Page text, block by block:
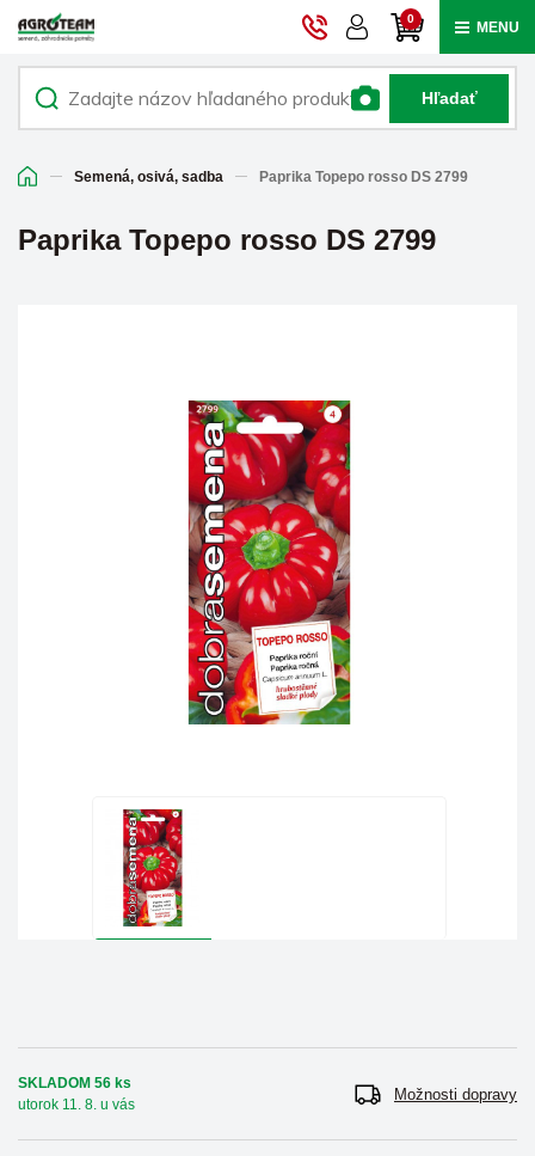
0 MENU
Hľadať
Semená, osivá, sadba Paprika Topepo rosso DS 2799
Paprika Topepo rosso DS 2799
SKLADOM 56 ks
utorok 11. 8. u vás
Možnosti dopravy